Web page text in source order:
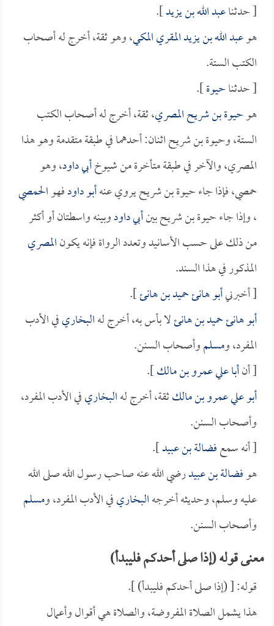
[ حدثناعبد الله بن يزيد].
هوعبد الله بن يزيد المقري المكي، وهو ثقة، أخرج له أصحاب
الكتب الستة.
[ حدثناحيوة].
هوحيوة بن شريح المصري، ثقة، أخرج له أصحاب الكتب
الستة، وحيوة بن شريح اثنان: أحدهما في طبقة متقدمة وهو هذا
المصري، والآخر في طبقة متأخرة من شيوخأبي داود، وهو
حمصي، فإذا جاء حيوة بن شريح يروي عنهأبو داودفهوالحمصي
، وإذا جاء حيوة بن شريح بينأبي داودوبينه واسطتان أو أكثر
من ذلك على حسب الأسانيد وتعدد الرواة فإنه يكونالمصري
المذكور في هذا السند.
[ أخبرنيأبو هانئ حميد بن هانئ].
أبو هانئ حميد بن هانئلا بأس به، أخرج لهالبخاريفي الأدب
المفرد، ومسلموأصحاب السنن.
[ أنأبا علي عمرو بن مالك].
أبو علي عمرو بن مالكثقة، أخرج لهالبخاريفي الأدب المفرد،
وأصحاب السنن.
[ أنه سمعفضالة بن عبيد].
هوفضالة بن عبيدرضي الله عنه صاحب رسول الله صلى الله
عليه وسلم، وحديثه أخرجهالبخاريفي الأدب المفرد، ومسلم
وأصحاب السنن.
معنى قوله (إذا صلى أحدكم فليبدأ)
قوله: [ (إذا صلى أحدكم فليبدأ) ].
هذا يشمل الصلاة المفروضة، والصلاة هي أقوال وأعمال